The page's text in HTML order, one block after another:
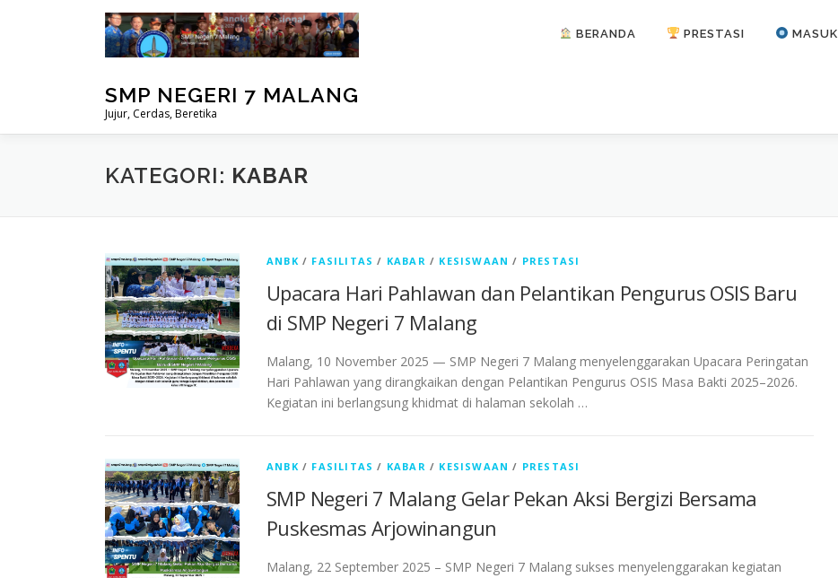
SMP NEGERI 7 MALANG
Jujur, Cerdas, Beretika
BERANDA PRESTASI MASUK
KATEGORI: KABAR
ANBK / FASILITAS / KABAR / KESISWAAN / PRESTASI
Upacara Hari Pahlawan dan Pelantikan Pengurus OSIS Baru
di SMP Negeri 7 Malang
Malang, 10 November 2025 — SMP Negeri 7 Malang menyelenggarakan Upacara Peringatan
Hari Pahlawan yang dirangkaikan dengan Pelantikan Pengurus OSIS Masa Bakti 2025–2026.
Kegiatan ini berlangsung khidmat di halaman sekolah …
ANBK / FASILITAS / KABAR / KESISWAAN / PRESTASI
SMP Negeri 7 Malang Gelar Pekan Aksi Bergizi Bersama
Puskesmas Arjowinangun
Malang, 22 September 2025 – SMP Negeri 7 Malang sukses menyelenggarakan kegiatan